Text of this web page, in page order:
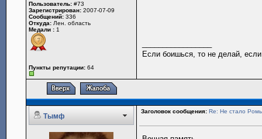
Пользователь: #73
Зарегистрирован: 2007-07-09
Сообщений: 336
Откуда: Лен. область
Медали : 1
Пункты репутации: 64
Если боишься, то не делай,
Тымф
Заголовок сообщения: Re: Не стало